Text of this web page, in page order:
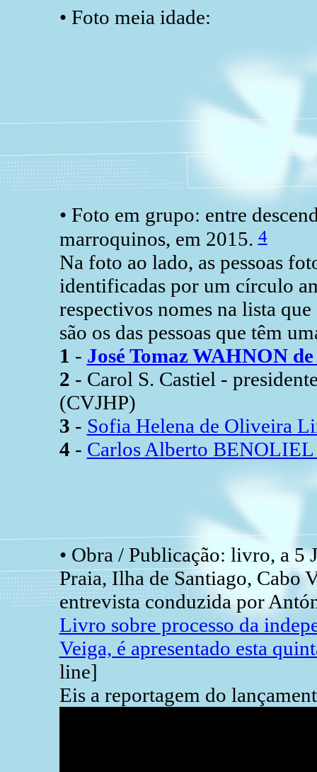
• Foto meia idade:
• Foto em grupo: entre
marroquinos, em 2015.4
Na foto ao lado, as pessoas
identificadas por um círculo
respectivos nomes na lista
são os das pessoas que têm
1 - José Tomaz WAHNON
2 - Carol S. Castiel -
(CVJHP)
3 - Sofia Helena de Oliveira
4 - Carlos Alberto BENOLIEL
• Obra / Publicação: livro, a 5
Praia, Ilha de Santiago, Cabo
entrevista conduzida por
Livro sobre processo da
Veiga, é apresentado esta
line]
Eis a reportagem do